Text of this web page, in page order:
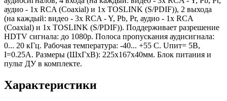
аудио - 1х RCA (Coaxial) и 1х TOSLINK (S/PDIF)), 2 выхода
(на каждый: видео - 3х RCA - Y, Pb, Pr, аудио - 1х RCA
(Coaxial) и 1х TOSLINK (S/PDIF)). Поддерживает разрешение
HDTV сигнала: до 1080p. Полоса пропускания аудисигнала:
0... 20 кГц. Рабочая температура: -40... +55 С. Uпит= 5В,
I=0.25А. Размеры (ШхГхВ): 225х167х40мм. Блок питания и
пульт ДУ в комплекте.
Характеристики